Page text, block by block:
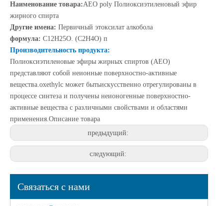
Наименование товара:AEO poly Полиоксиэтиленовый эфир
жирного спирта
Другие имена: Первичный этоксилат алкобола
формула: C12H25O. (C2H4O) п
Производительность продукта:
Полиоксиэтиленовые эфиры жирных спиртов (AEO)
представляют собой неионные поверхностно-активные
вещества.oxethylс может бытьискусственно отрегулированы в
процессе синтеза и получены неионогенные поверхностно-
активные вещества с различными свойствами и областями
применения.Описание товара
предыдущий:
следующий:
Связаться с нами